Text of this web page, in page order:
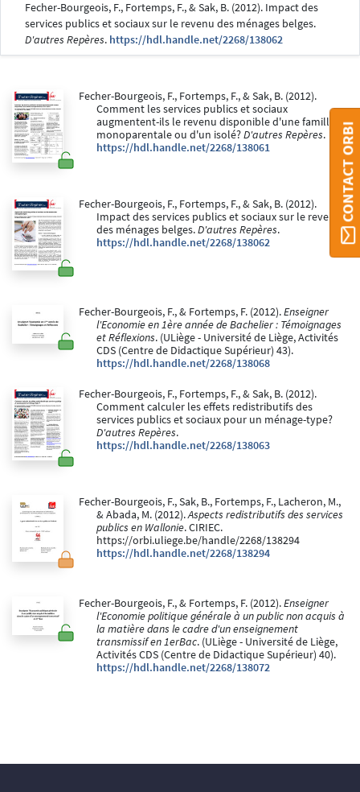
Fecher-Bourgeois, F., Fortemps, F., & Sak, B. (2012). Impact des
services publics et sociaux sur le revenu des ménages belges.
D'autres Repères. https://hdl.handle.net/2268/138062
Fecher-Bourgeois, F., Fortemps, F., & Sak, B. (2012).
Comment les services publics et sociaux
augmentent-ils le revenu disponible d'une famille
monoparentale ou d'un isolé?D'autres Repères.
https://hdl.handle.net/2268/138061
Fecher-Bourgeois, F., Fortemps, F., & Sak, B. (2012).
Impact des services publics et sociaux sur le revenu
des ménages belges.D'autres Repères.
https://hdl.handle.net/2268/138062
Fecher-Bourgeois, F., & Fortemps, F. (2012).Enseigner
l'Economie en 1ère année de Bachelier : Témoignages
et Réflexions. (ULiège - Université de Liège, Activités
CDS (Centre de Didactique Supérieur) 43).
https://hdl.handle.net/2268/138068
Fecher-Bourgeois, F., Fortemps, F., & Sak, B. (2012).
Comment calculer les effets redistributifs des
services publics et sociaux pour un ménage-type?
D'autres Repères.
https://hdl.handle.net/2268/138063
Fecher-Bourgeois, F., Sak, B., Fortemps, F., Lacheron, M.,
& Abada, M. (2012).Aspects redistributifs des services
publics en Wallonie. CIRIEC.
https://orbi.uliege.be/handle/2268/138294
https://hdl.handle.net/2268/138294
Fecher-Bourgeois, F., & Fortemps, F. (2012).Enseigner
l'Economie politique générale à un public non acquis à
la matière dans le cadre d'un enseignement
transmissif en 1erBac. (ULiège - Université de Liège,
Activités CDS (Centre de Didactique Supérieur) 40).
https://hdl.handle.net/2268/138072
CONTACT ORBI